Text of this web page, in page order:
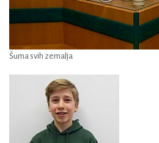
Šuma svih zemalja